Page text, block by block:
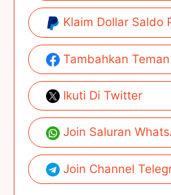
Klaim Dollar Saldo
Tambahkan
Ikuti Di Twitter
Join Saluran
Join Channel